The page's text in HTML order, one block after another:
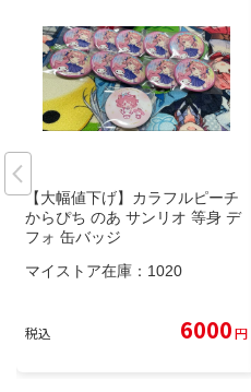
【大幅値下げ】カラフルピーチ
からぴち のあ サンリオ 等身 デ
フォ 缶バッジ
マイストア在庫： 1020
税込 6000円